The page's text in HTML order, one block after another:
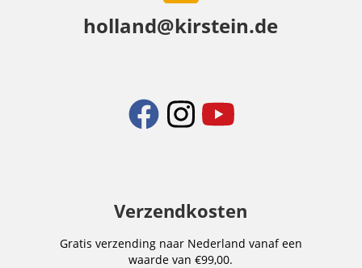
holland@kirstein.de
Verzendkosten
Gratis verzending naar Nederland vanaf een
waarde van €99,00.